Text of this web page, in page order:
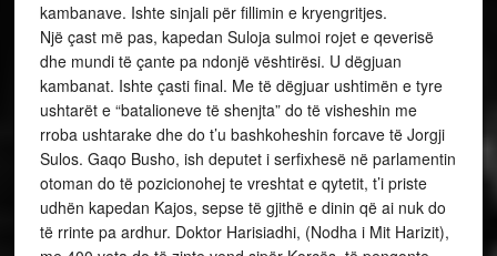
kambanave. Ishte sinjali për fillimin e kryengritjes.
Një çast më pas, kapedan Suloja sulmoi rojet e qeverisë
dhe mundi të çante pa ndonjë vështirësi. U dëgjuan
kambanat. Ishte çasti final. Me të dëgjuar ushtimën e tyre
ushtarët e “batalioneve të shenjta” do të visheshin me
rroba ushtarake dhe do t’u bashkoheshin forcave të Jorgji
Sulos. Gaqo Busho, ish deputet i serfixhesë në parlamentin
otoman do të pozicionohej te vreshtat e qytetit, t’i priste
udhën kapedan Kajos, sepse të gjithë e dinin që ai nuk do
të rrinte pa ardhur. Doktor Harisiadhi, (Nodha i Mit Harizit),